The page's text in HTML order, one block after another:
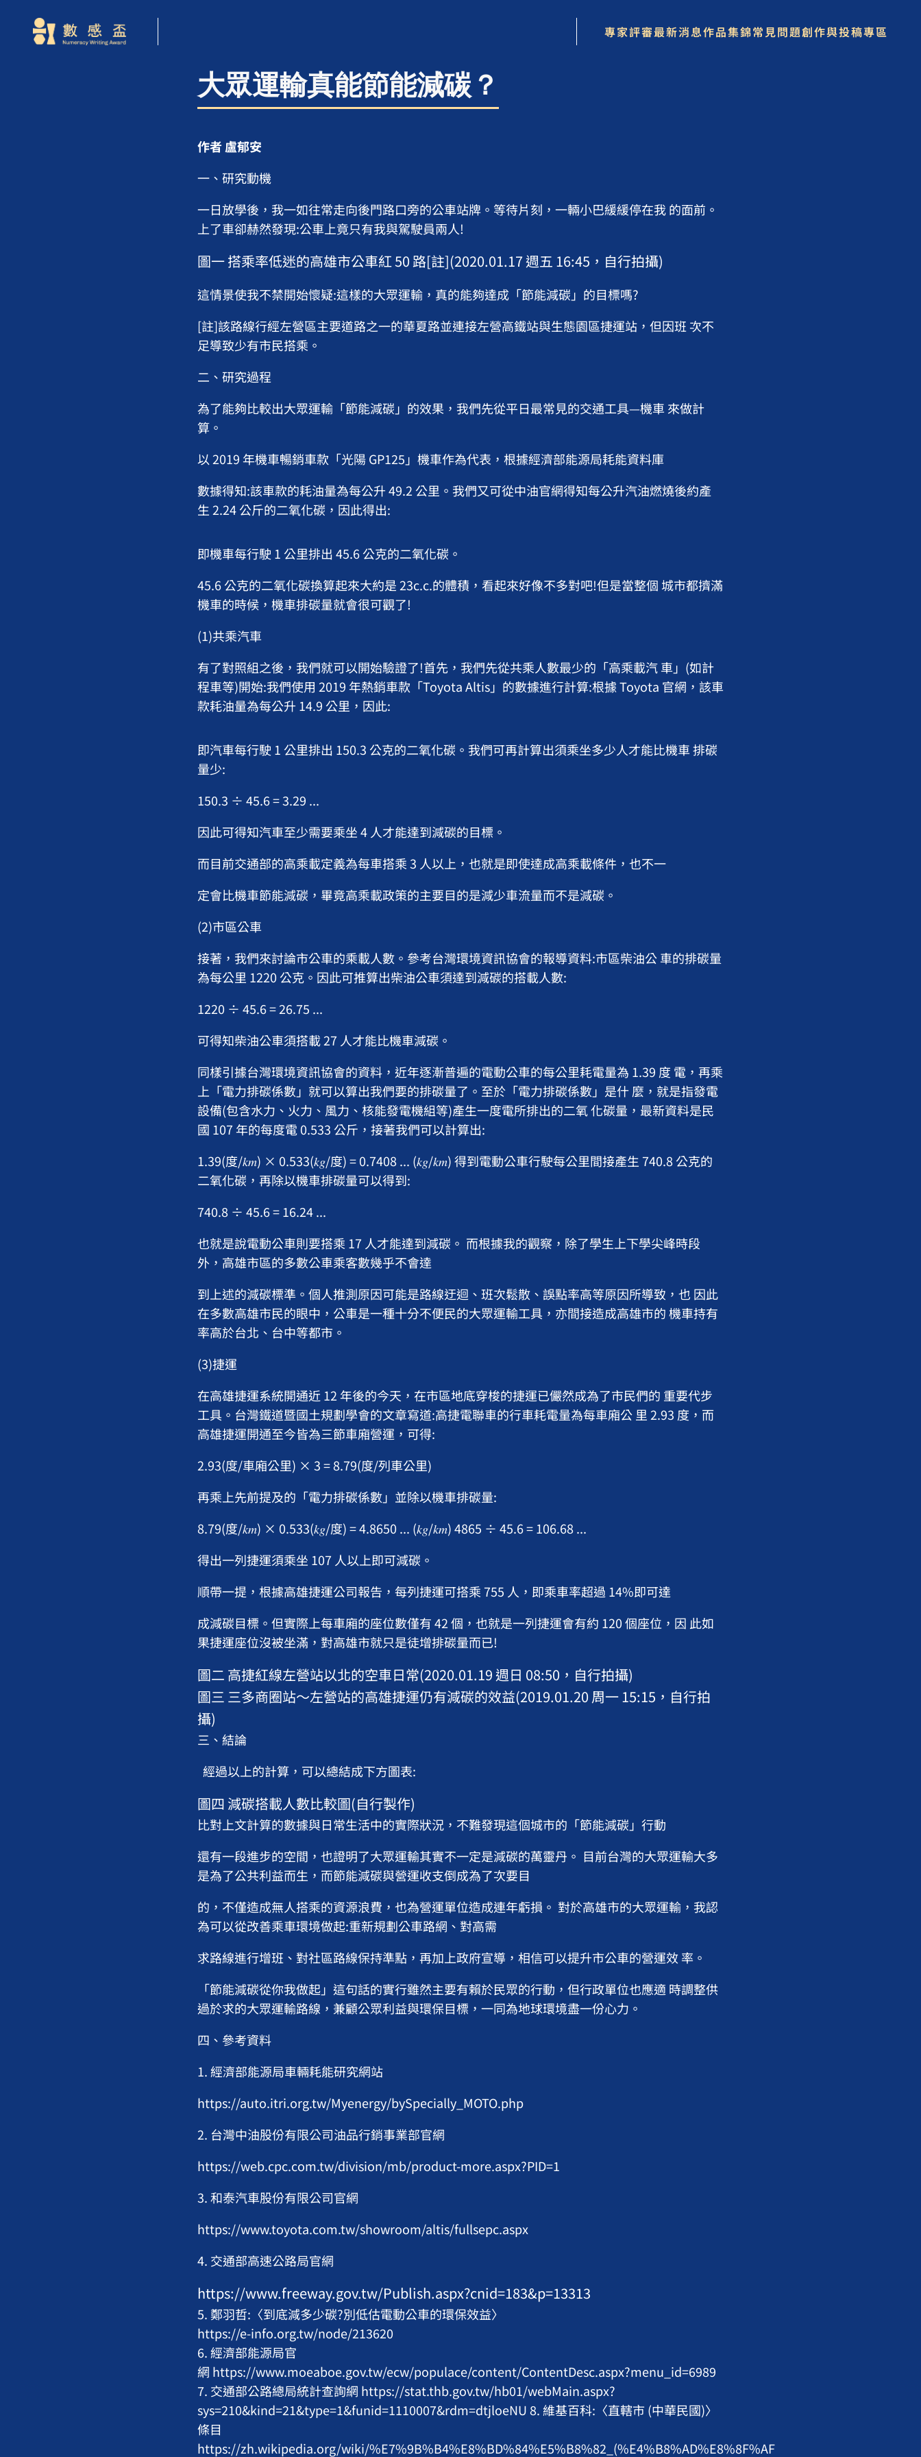
專家評審最新消息作品集錦常見問題創作與投稿專區
大眾運輸真能節能減碳？
作者 盧郁安
一、研究動機
一日放學後，我一如往常走向後門路口旁的公車站牌。等待片刻，一輛小巴緩緩停在我 的面前。
上了車卻赫然發現:公車上竟只有我與駕駛員兩人!
圖一 搭乘率低迷的高雄市公車紅 50 路[註](2020.01.17 週五 16:45，自行拍攝)
這情景使我不禁開始懷疑:這樣的大眾運輸，真的能夠達成「節能減碳」的目標嗎?
[註]該路線行經左營區主要道路之一的華夏路並連接左營高鐵站與生態園區捷運站，但因班 次不
足導致少有市民搭乘。
二、研究過程
為了能夠比較出大眾運輸「節能減碳」的效果，我們先從平日最常見的交通工具—機車 來做計
算。
以 2019 年機車暢銷車款「光陽 GP125」機車作為代表，根據經濟部能源局耗能資料庫
數據得知:該車款的耗油量為每公升 49.2 公里。我們又可從中油官網得知每公升汽油燃燒後約產
生 2.24 公斤的二氧化碳，因此得出:
即機車每行駛 1 公里排出 45.6 公克的二氧化碳。
45.6 公克的二氧化碳換算起來大約是 23c.c.的體積，看起來好像不多對吧!但是當整個 城市都擠滿
機車的時候，機車排碳量就會很可觀了!
(1)共乘汽車
有了對照組之後，我們就可以開始驗證了!首先，我們先從共乘人數最少的「高乘載汽 車」(如計
程車等)開始:我們使用 2019 年熱銷車款「Toyota Altis」的數據進行計算:根據 Toyota 官網，該車
款耗油量為每公升 14.9 公里，因此:
即汽車每行駛 1 公里排出 150.3 公克的二氧化碳。我們可再計算出須乘坐多少人才能比機車 排碳
量少:
150.3 ÷ 45.6 = 3.29 ...
因此可得知汽車至少需要乘坐 4 人才能達到減碳的目標。
而目前交通部的高乘載定義為每車搭乘 3 人以上，也就是即使達成高乘載條件，也不一
定會比機車節能減碳，畢竟高乘載政策的主要目的是減少車流量而不是減碳。
(2)市區公車
接著，我們來討論市公車的乘載人數。參考台灣環境資訊協會的報導資料:市區柴油公 車的排碳量
為每公里 1220 公克。因此可推算出柴油公車須達到減碳的搭載人數:
1220 ÷ 45.6 = 26.75 ...
可得知柴油公車須搭載 27 人才能比機車減碳。
同樣引據台灣環境資訊協會的資料，近年逐漸普遍的電動公車的每公里耗電量為 1.39 度 電，再乘
上「電力排碳係數」就可以算出我們要的排碳量了。至於「電力排碳係數」是什 麼，就是指發電
設備(包含水力、火力、風力、核能發電機組等)產生一度電所排出的二氧 化碳量，最新資料是民
國 107 年的每度電 0.533 公斤，接著我們可以計算出:
1.39(度/𝑘𝑚) × 0.533(𝑘𝑔/度) = 0.7408 ... (𝑘𝑔/𝑘𝑚) 得到電動公車行駛每公里間接產生 740.8 公克的
二氧化碳，再除以機車排碳量可以得到:
740.8 ÷ 45.6 = 16.24 ...
也就是說電動公車則要搭乘 17 人才能達到減碳。 而根據我的觀察，除了學生上下學尖峰時段
外，高雄市區的多數公車乘客數幾乎不會達
到上述的減碳標準。個人推測原因可能是路線迂迴、班次鬆散、誤點率高等原因所導致，也 因此
在多數高雄市民的眼中，公車是一種十分不便民的大眾運輸工具，亦間接造成高雄市的 機車持有
率高於台北、台中等都市。
(3)捷運
在高雄捷運系統開通近 12 年後的今天，在市區地底穿梭的捷運已儼然成為了市民們的 重要代步
工具。台灣鐵道暨國土規劃學會的文章寫道:高捷電聯車的行車耗電量為每車廂公 里 2.93 度，而
高雄捷運開通至今皆為三節車廂營運，可得:
2.93(度/車廂公里) × 3 = 8.79(度/列車公里)
再乘上先前提及的「電力排碳係數」並除以機車排碳量:
8.79(度/𝑘𝑚) × 0.533(𝑘𝑔/度) = 4.8650 ... (𝑘𝑔/𝑘𝑚) 4865 ÷ 45.6 = 106.68 ...
得出一列捷運須乘坐 107 人以上即可減碳。
順帶一提，根據高雄捷運公司報告，每列捷運可搭乘 755 人，即乘車率超過 14%即可達
成減碳目標。但實際上每車廂的座位數僅有 42 個，也就是一列捷運會有約 120 個座位，因 此如
果捷運座位沒被坐滿，對高雄市就只是徒增排碳量而已!
圖二 高捷紅線左營站以北的空車日常(2020.01.19 週日 08:50，自行拍攝)
圖三 三多商圈站〜左營站的高雄捷運仍有減碳的效益(2019.01.20 周一 15:15，自行拍
攝)
三、結論
經過以上的計算，可以總結成下方圖表:
圖四 減碳搭載人數比較圖(自行製作)
比對上文計算的數據與日常生活中的實際狀況，不難發現這個城市的「節能減碳」行動
還有一段進步的空間，也證明了大眾運輸其實不一定是減碳的萬靈丹。 目前台灣的大眾運輸大多
是為了公共利益而生，而節能減碳與營運收支倒成為了次要目
的，不僅造成無人搭乘的資源浪費，也為營運單位造成連年虧損。 對於高雄市的大眾運輸，我認
為可以從改善乘車環境做起:重新規劃公車路網、對高需
求路線進行增班、對社區路線保持準點，再加上政府宣導，相信可以提升市公車的營運效 率。
「節能減碳從你我做起」這句話的實行雖然主要有賴於民眾的行動，但行政單位也應適 時調整供
過於求的大眾運輸路線，兼顧公眾利益與環保目標，一同為地球環境盡一份心力。
四、參考資料
1. 經濟部能源局車輛耗能研究網站
https://auto.itri.org.tw/Myenergy/bySpecially_MOTO.php
2. 台灣中油股份有限公司油品行銷事業部官網
https://web.cpc.com.tw/division/mb/product-more.aspx?PID=1
3. 和泰汽車股份有限公司官網
https://www.toyota.com.tw/showroom/altis/fullsepc.aspx
4. 交通部高速公路局官網
https://www.freeway.gov.tw/Publish.aspx?cnid=183&p=13313
5. 鄭羽哲:〈到底減多少碳?別低估電動公車的環保效益〉
https://e-info.org.tw/node/213620
6. 經濟部能源局官
網 https://www.moeaboe.gov.tw/ecw/populace/content/ContentDesc.aspx?menu_id=6989
7. 交通部公路總局統計查詢網 https://stat.thb.gov.tw/hb01/webMain.aspx?
sys=210&kind=21&type=1&funid=1110007&rdm=dtjloeNU 8. 維基百科:〈直轄市 (中華民國)〉
條目
https://zh.wikipedia.org/wiki/%E7%9B%B4%E8%BD%84%E5%B8%82_(%E4%B8%AD%E8%8F%AF